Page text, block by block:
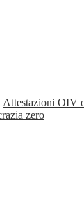
Attestazioni OIV
zero